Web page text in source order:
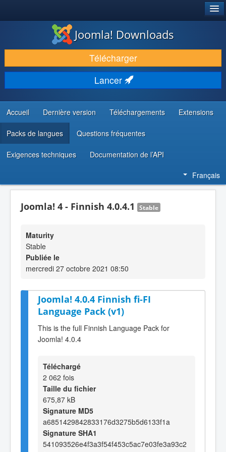
TÉLÉCHARGER & ÉTENDRE
DÉCOUVRIR & APPRENDRE
COMMUNAUTÉ & SUPPORT
RESSOURCES DÉVELOPPEURS
Joomla! Downloads
Télécharger
Lancer
Accueil Dernière version Téléchargements Extensions
Packs de langues Questions fréquentes
Exigences techniques Documentation de l’API
Français
Joomla! 4 - Finnish 4.0.4.1 Stable
Maturity
Stable
Publiée le
mercredi 27 octobre 2021 08:50
Joomla! 4.0.4 Finnish fi-FI
Language Pack (v1)
This is the full Finnish Language Pack for
Joomla! 4.0.4
Téléchargé
2 062 fois
Taille du fichier
675,87 kB
Signature MD5
a6851429842833176d3275b5d6133f1a
Signature SHA1
541093526e4f3a3f54f453c5ac7e03fe3a93c2